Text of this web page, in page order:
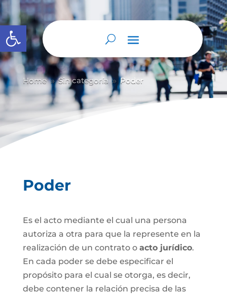
Abrir barra de herramientas
Home 9 Sin categoría 9 Poder
Poder
Es el acto mediante el cual una persona
autoriza a otra para que la represente en la
realización de un contrato o acto jurídico.
En cada poder se debe especificar el
propósito para el cual se otorga, es decir,
debe contener la relación precisa de las